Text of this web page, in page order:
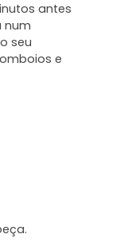
antes
num
seu
e